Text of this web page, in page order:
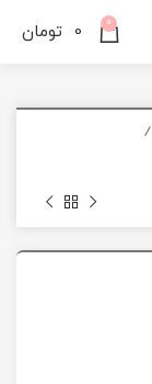
0
0 تومان